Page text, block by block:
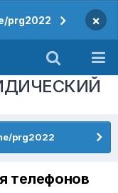
prg2022 ×
prg2022
телефонов